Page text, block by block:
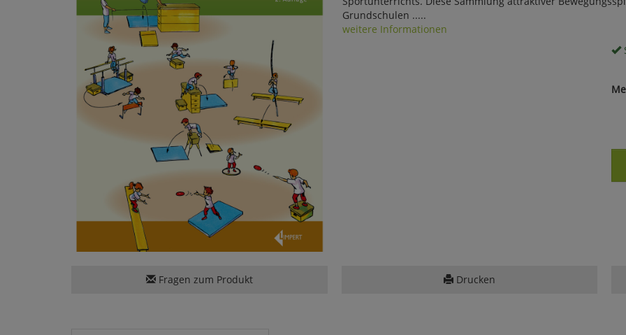
Grundschulen .....
weitere Informationen
Fragen zum Produkt Drucken